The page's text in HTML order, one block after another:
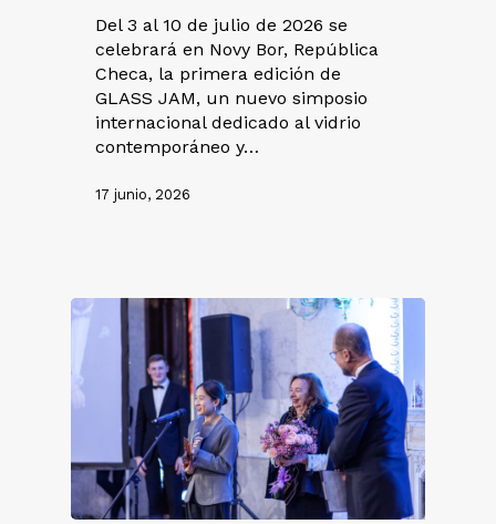
Del 3 al 10 de julio de 2026 se
celebrará en Novy Bor, República
Checa, la primera edición de
GLASS JAM, un nuevo simposio
internacional dedicado al vidrio
contemporáneo y…
17 junio, 2026